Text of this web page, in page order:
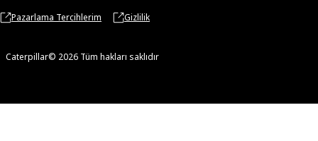
Pazarlama Tercihlerim Gizlilik
Caterpillar© 2026 Tüm hakları saklıdır